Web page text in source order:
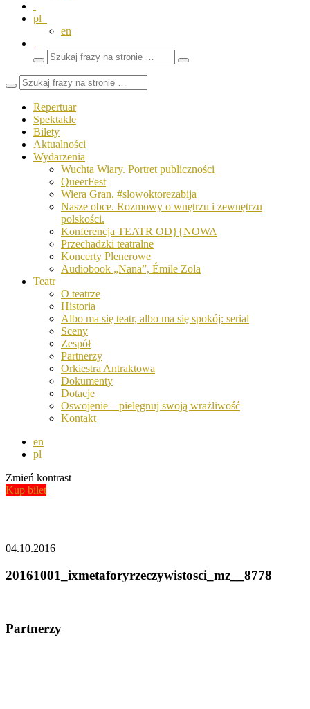
pl
en
Wyszukaj
frazy
Zamknij
Repertuar
Spektakle
Bilety
Aktualności
Wydarzenia
Wuchta Wiary. Portret publiczności
QueerFest
Wiera Gran. #slowoktorezabija
Nasze obce. Rozmowy o wnętrzu i zewnętrzu
polskości.
Konferencja TEATR OD}{NOWA
Przechadzki teatralne
Koncerty Plenerowe
Audiobook „Nana”, Émile Zola
Teatr
O teatrze
Historia
Albo ma się teatr, albo ma się spokój: serial
Sceny
Zespół
Partnerzy
Orkiestra Antraktowa
Dokumenty
Dotacje
Oswojenie – pielęgnuj swoją wrażliwość
Kontakt
en
pl
Zmień kontrast
Kup bilet
04.10.2016
20161001_ixmetaforyrzeczywistosci_mz__8778
Partnerzy